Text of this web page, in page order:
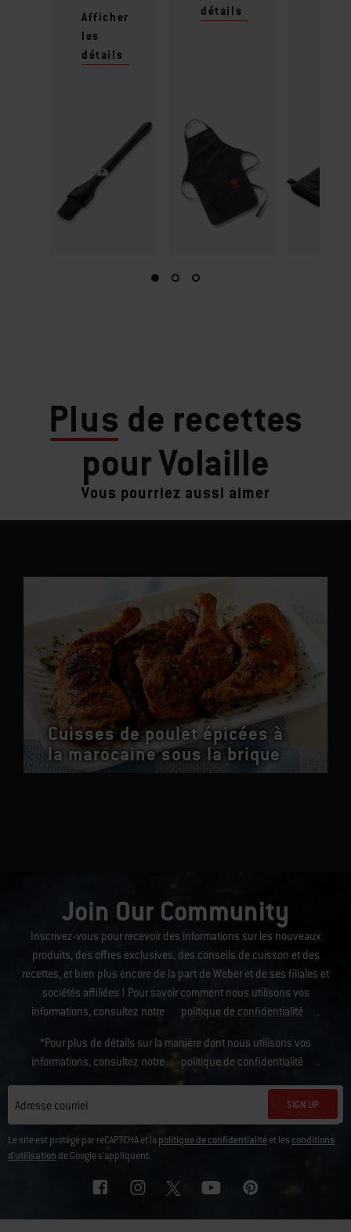
Afficher
les
détails
détails
Plus de recettes
pour Volaille
Vous pourriez aussi aimer
Cuisses de poulet épicées à
la marocaine sous la brique
Join Our Community
Inscrivez-vous pour recevoir des informations sur les nouveaux
produits, des offres exclusives, des conseils de cuisson et des
recettes, et bien plus encore de la part de Weber et de ses filiales et
sociétés affiliées ! Pour savoir comment nous utilisons vos
informations, consultez notre
politique de confidentialité .
*Pour plus de détails sur la manière dont nous utilisons vos
informations, consultez notre
politique de confidentialité .
Adresse courriel SIGN UP
Le site est protégé par reCAPTCHA et la politique de confidentialitéet les conditions
d'utilisation de Google s'appliquent.